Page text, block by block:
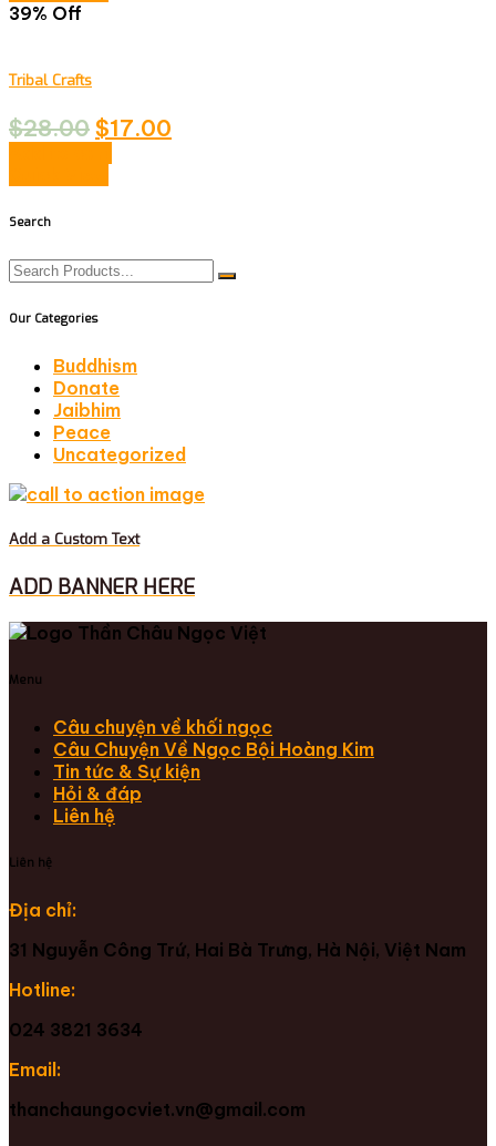
39% Off
Tribal Crafts
$28.00 $17.00
Search
Our Categories
Buddhism
Donate
Jaibhim
Peace
Uncategorized
Add a Custom Text
ADD BANNER HERE
Menu
Câu chuyện về khối ngọc
Câu Chuyện Về Ngọc Bội Hoàng Kim
Tin tức & Sự kiện
Hỏi & đáp
Liên hệ
Liên hệ
Địa chỉ:
31 Nguyễn Công Trứ, Hai Bà Trưng, Hà Nội, Việt Nam
Hotline:
024 3821 3634
Email:
thanchaungocviet.vn@gmail.com